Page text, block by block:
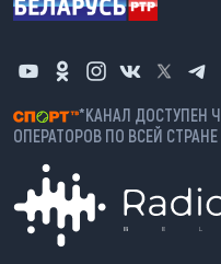
*КАНАЛ ДОСТУПЕН
ОПЕРАТОРОВ ПО ВСЕЙ СТРАНЕ